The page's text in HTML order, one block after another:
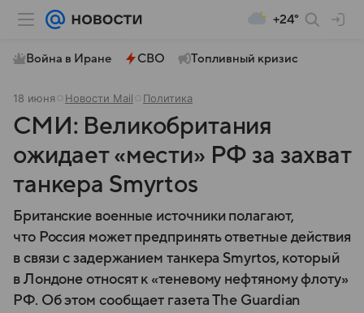
+24°
Война в Иране СВО Топливный кризис
18 июня Новости Mail Политика
СМИ: Великобритания
ожидает «мести» РФ за захват
танкера Smyrtos
Британские военные источники полагают,
что Россия может предпринять ответные действия
в связи с задержанием танкера Smyrtos, который
в Лондоне относят к «теневому нефтяному флоту»
РФ. Об этом сообщает газета The Guardian